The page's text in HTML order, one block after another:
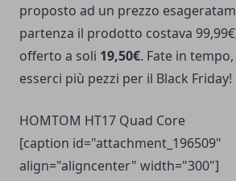
proposto ad un prezzo
partenza il prodotto costava
offerto a soli 19,50€. Fate in
esserci più pezzi per il Black Friday!
HOMTOM HT17 Quad Core
[caption id="attachment_196509"
align="aligncenter" width="300"]